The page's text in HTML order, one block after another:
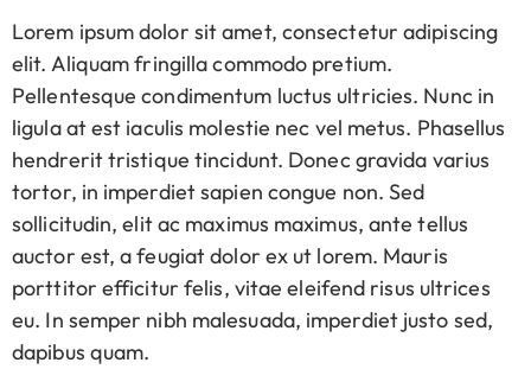
Lorem ipsum dolor sit amet, consectetur adipiscing
elit. Aliquam fringilla commodo pretium.
Pellentesque condimentum luctus ultricies. Nunc in
ligula at est iaculis molestie nec vel metus. Phasellus
hendrerit tristique tincidunt. Donec gravida varius
tortor, in imperdiet sapien congue non. Sed
sollicitudin, elit ac maximus maximus, ante tellus
auctor est, a feugiat dolor ex ut lorem. Mauris
porttitor efficitur felis, vitae eleifend risus ultrices
eu. In semper nibh malesuada, imperdiet justo sed,
dapibus quam.